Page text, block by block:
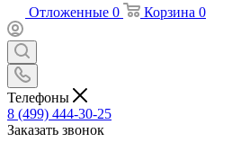
Отложенные 0 Корзина 0
Телефоны
8 (499) 444-30-25
Заказать звонок